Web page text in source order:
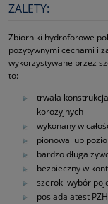
ZALETY:
Zbiorniki hydroforowe
pozytywnymi cechami i
wykorzystywane przez
to:
trwała
korozyjnych
wykonany w
pionowa lub
bardzo długa
bezpieczny w
szeroki wybór
posiada atest PZH